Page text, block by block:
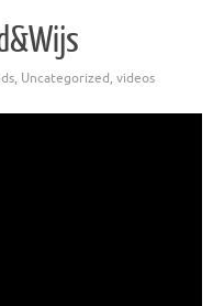
, Uncategorized, videos